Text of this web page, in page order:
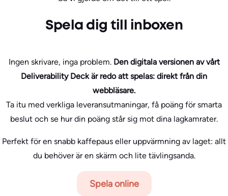
Spela dig till inboxen
Ingen skrivare, inga problem. Den digitala versionen av vårt
Deliverability Deck är redo att spelas: direkt från din
webbläsare.
Ta itu med verkliga leveransutmaningar, få poäng för smarta
beslut och se hur din poäng står sig mot dina lagkamrater.
Perfekt för en snabb kaffepaus eller uppvärmning av laget: allt
du behöver är en skärm och lite tävlingsanda.
Spela online